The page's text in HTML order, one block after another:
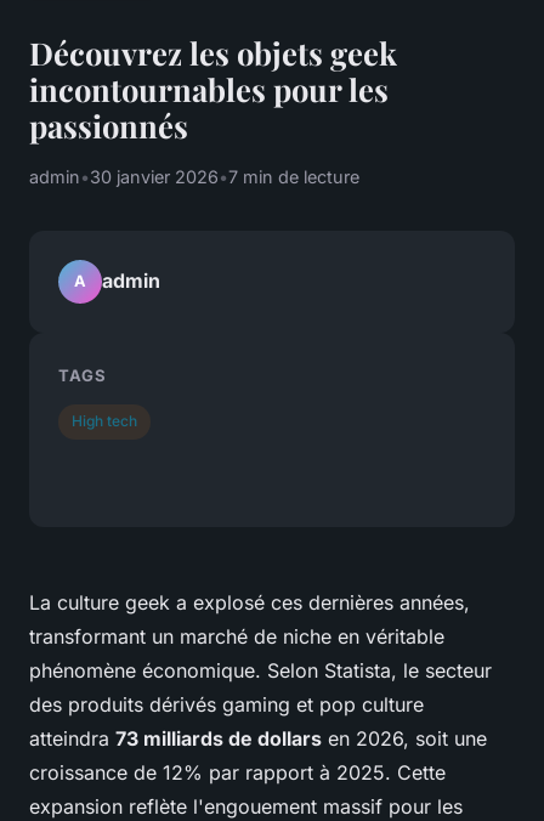
Découvrez les objets geek
incontournables pour les
passionnés
admin•30 janvier 2026•7 min de lecture
La culture geek a explosé ces dernières années,
transformant un marché de niche en véritable
phénomène économique. Selon Statista, le secteur
des produits dérivés gaming et pop culture
atteindra 73 milliards de dollars en 2026, soit une
croissance de 12% par rapport à 2025. Cette
expansion reflète l'engouement massif pour les
A admin
TAGS
High tech